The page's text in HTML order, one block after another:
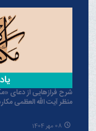
شرح فرازهایی از دعای
منظر آیت الله العظمی
08 مهر 1404